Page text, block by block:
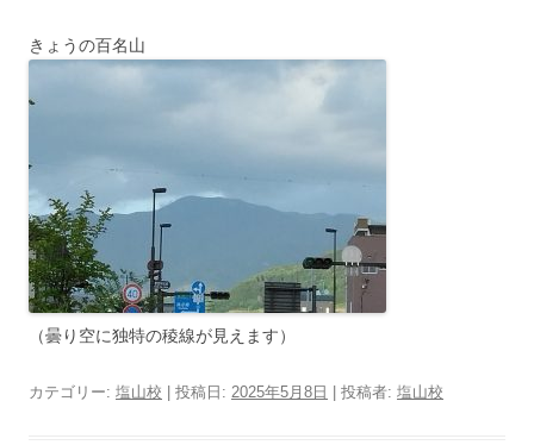
きょうの百名山
（曇り空に独特の稜線が見えます）
カテゴリー: 塩山校 | 投稿日: 2025年5月8日 投稿者: 塩山校